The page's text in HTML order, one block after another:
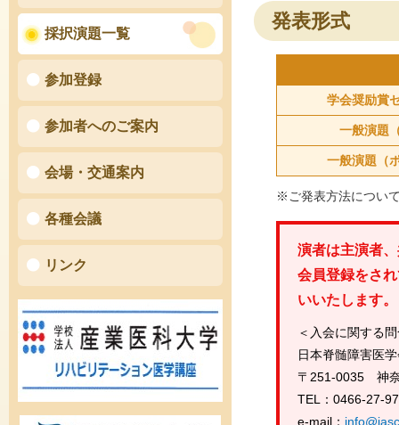
採択演題一覧
参加登録
参加者へのご案内
会場・交通案内
各種会議
リンク
発表形式
学会奨励賞
一般演題
一般演題（
※ご発表方法につい
演者は主演者
会員登録をさ
いいたします。
＜入会に関する
日本脊髄障害医
〒251-0035 神
TEL：0466-27-
e-mail：